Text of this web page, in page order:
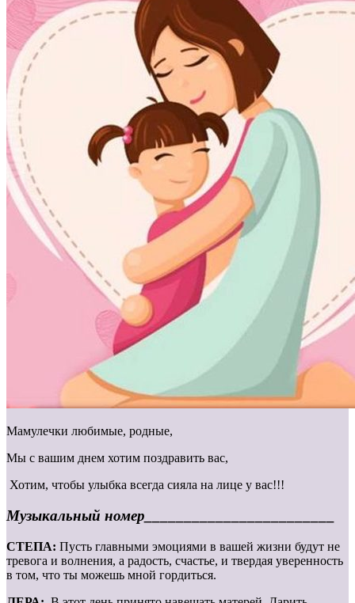
Мамулечки любимые, родные,
Мы с вашим днем хотим поздравить вас,
Хотим, чтобы улыбка всегда сияла на лице у вас!!!
Музыкальный номер________________________
СТЕПА: Пусть главными эмоциями в вашей жизни будут не
тревога и волнения, а радость, счастье, и твердая уверенность
в том, что ты можешь мной гордиться.